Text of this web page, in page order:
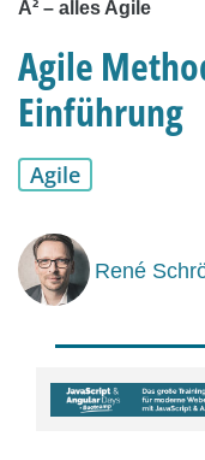
A² – alles Agile
Agile
Einführung
Agile
René